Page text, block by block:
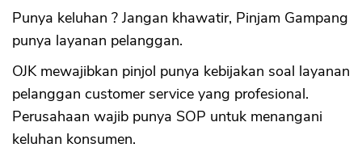
Punya keluhan ? Jangan khawatir, Pinjam Gampang
punya layanan pelanggan.
OJK mewajibkan pinjol punya kebijakan soal layanan
pelanggan customer service yang profesional.
Perusahaan wajib punya SOP untuk menangani
keluhan konsumen.